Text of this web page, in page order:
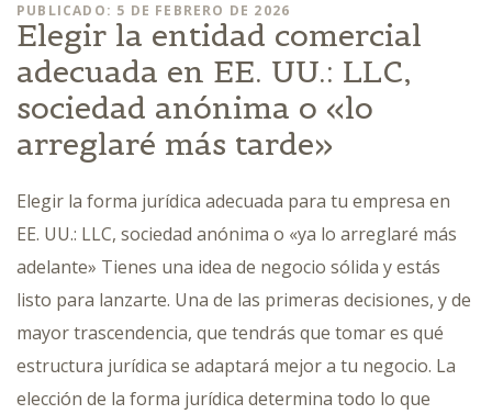
PUBLICADO: 5 DE FEBRERO DE 2026
Elegir la entidad comercial
adecuada en EE. UU.: LLC,
sociedad anónima o «lo
arreglaré más tarde»
Elegir la forma jurídica adecuada para tu empresa en
EE. UU.: LLC, sociedad anónima o «ya lo arreglaré más
adelante» Tienes una idea de negocio sólida y estás
listo para lanzarte. Una de las primeras decisiones, y de
mayor trascendencia, que tendrás que tomar es qué
estructura jurídica se adaptará mejor a tu negocio. La
elección de la forma jurídica determina todo lo que